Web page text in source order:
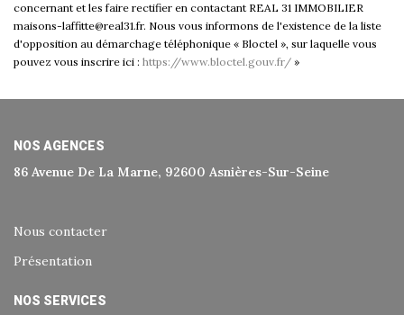
concernant et les faire rectifier en contactant REAL 31 IMMOBILIER
maisons-laffitte@real31.fr. Nous vous informons de l'existence de la liste
d'opposition au démarchage téléphonique « Bloctel », sur laquelle vous
pouvez vous inscrire ici : https://www.bloctel.gouv.fr/ »
NOS AGENCES
86 Avenue De La Marne, 92600 Asnières-Sur-Seine
Nous contacter
Présentation
NOS SERVICES